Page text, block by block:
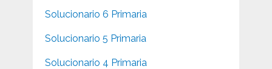
Solucionario 6 Primaria
Solucionario 5 Primaria
Solucionario 4 Primaria